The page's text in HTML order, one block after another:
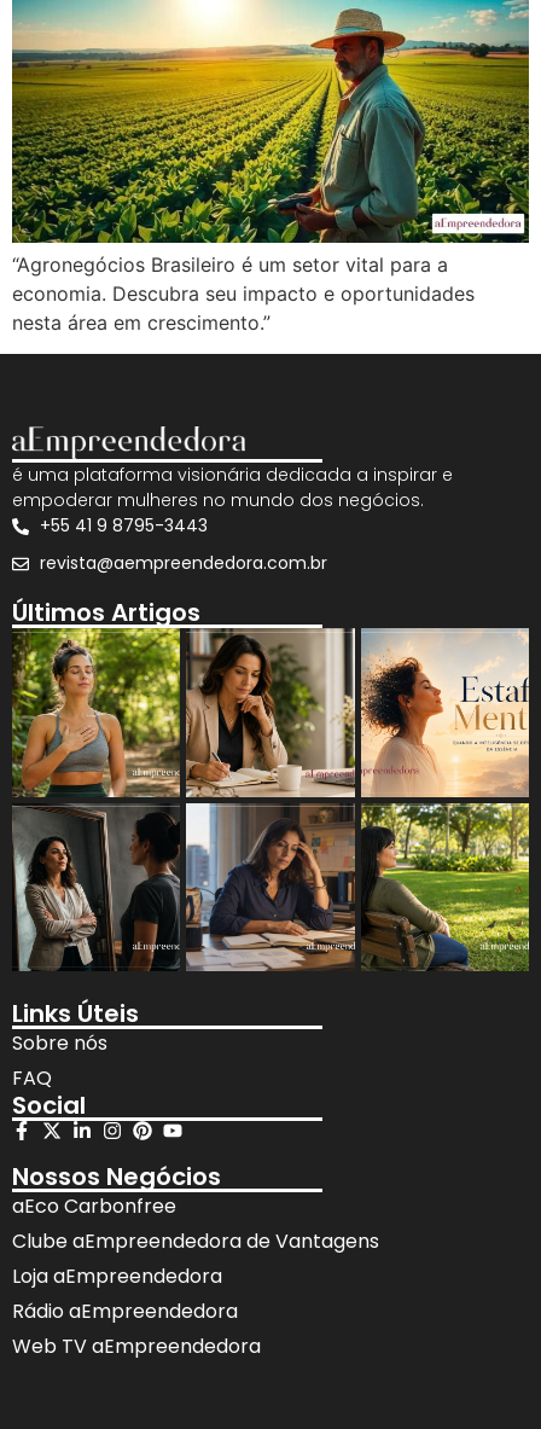
“Agronegócios Brasileiro é um setor vital para a
economia. Descubra seu impacto e oportunidades
nesta área em crescimento.”
é uma plataforma visionária dedicada a inspirar e
empoderar mulheres no mundo dos negócios.
+55 41 9 8795-3443
revista@aempreendedora.com.br
Últimos Artigos
Links Úteis
Sobre nós
FAQ
Social
Nossos Negócios
aEco Carbonfree
Clube aEmpreendedora de Vantagens
Loja aEmpreendedora
Rádio aEmpreendedora
Web TV aEmpreendedora